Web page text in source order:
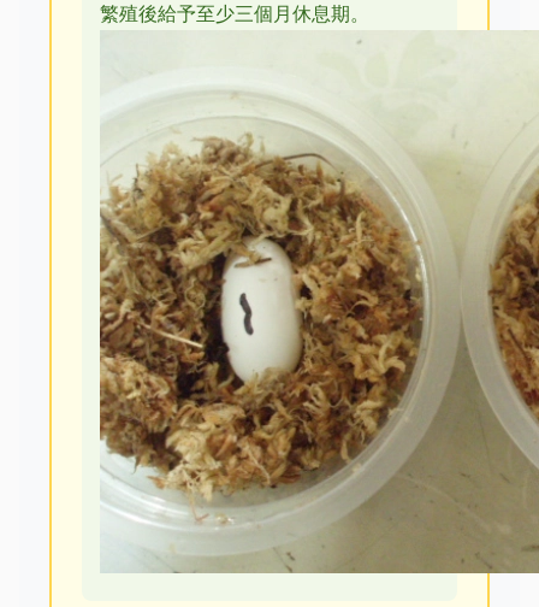
繁殖後給予至少三個月休息期。